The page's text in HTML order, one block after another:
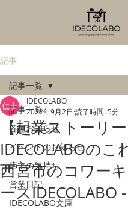
記事
記事一覧
各種お知らせ
イベントのお知らせ
店主の気持ち
営業日記
IDECOLABO文庫
記事一覧
【起業ストーリー
IDECOLABOの
西宮市のコワー
ースIDECOLABO -
IDECOLABO
2022年9月2日 読了時間: 5分